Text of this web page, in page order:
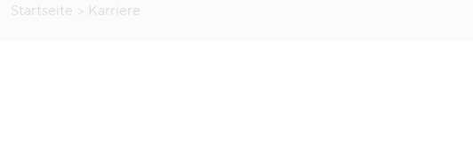
Startseite Karriere